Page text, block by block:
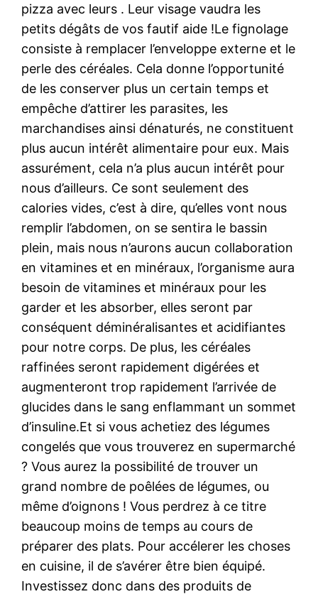
pizza avec leurs . Leur visage vaudra les
petits dégâts de vos fautif aide !Le fignolage
consiste à remplacer l’enveloppe externe et le
perle des céréales. Cela donne l’opportunité
de les conserver plus un certain temps et
empêche d’attirer les parasites, les
marchandises ainsi dénaturés, ne constituent
plus aucun intérêt alimentaire pour eux. Mais
assurément, cela n’a plus aucun intérêt pour
nous d’ailleurs. Ce sont seulement des
calories vides, c’est à dire, qu’elles vont nous
remplir l’abdomen, on se sentira le bassin
plein, mais nous n’aurons aucun collaboration
en vitamines et en minéraux, l’organisme aura
besoin de vitamines et minéraux pour les
garder et les absorber, elles seront par
conséquent déminéralisantes et acidifiantes
pour notre corps. De plus, les céréales
raffinées seront rapidement digérées et
augmenteront trop rapidement l’arrivée de
glucides dans le sang enflammant un sommet
d’insuline.Et si vous achetiez des légumes
congelés que vous trouverez en supermarché
? Vous aurez la possibilité de trouver un
grand nombre de poêlées de légumes, ou
même d’oignons ! Vous perdrez à ce titre
beaucoup moins de temps au cours de
préparer des plats. Pour accélerer les choses
en cuisine, il de s’avérer être bien équipé.
Investissez donc dans des produits de